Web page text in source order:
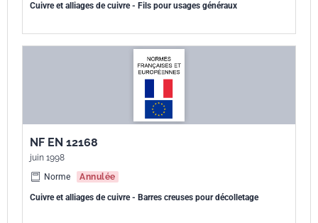
Cuivre et alliages de cuivre - Fils pour usages généraux
NF EN 12168
juin 1998
Norme
Annulée
Cuivre et alliages de cuivre - Barres creuses pour décolletage